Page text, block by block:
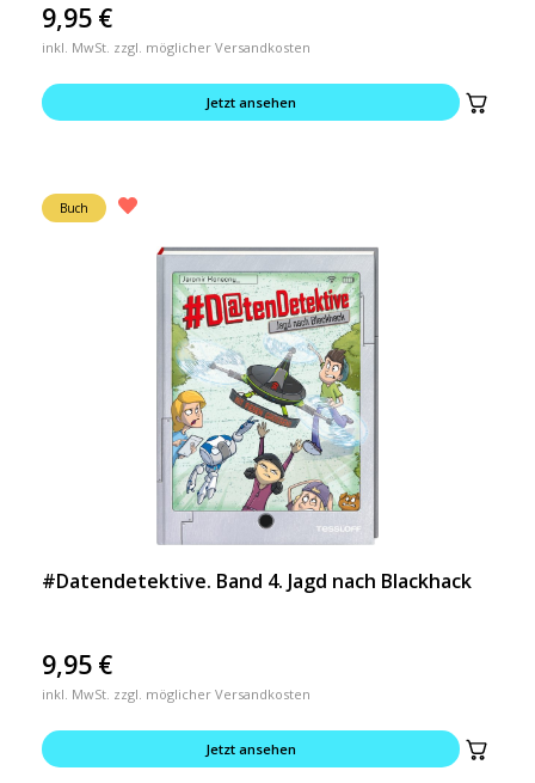
9,95 €
inkl. MwSt. zzgl. möglicher Versandkosten
Jetzt ansehen
Buch
#Datendetektive. Band 4. Jagd nach Blackhack
9,95 €
inkl. MwSt. zzgl. möglicher Versandkosten
Jetzt ansehen